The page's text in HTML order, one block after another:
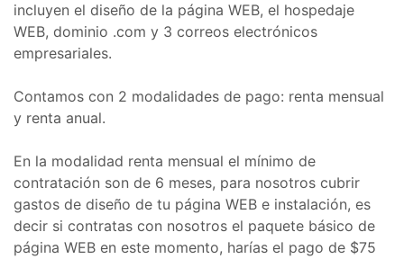
incluyen el diseño de la página WEB, el hospedaje
WEB, dominio .com y 3 correos electrónicos
empresariales.
Contamos con 2 modalidades de pago: renta mensual
y renta anual.
En la modalidad renta mensual el mínimo de
contratación son de 6 meses, para nosotros cubrir
gastos de diseño de tu página WEB e instalación, es
decir si contratas con nosotros el paquete básico de
página WEB en este momento, harías el pago de $75